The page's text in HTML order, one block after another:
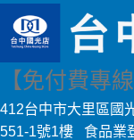
【免付費專線
412台中市大里區國
551-1號1樓 食品業